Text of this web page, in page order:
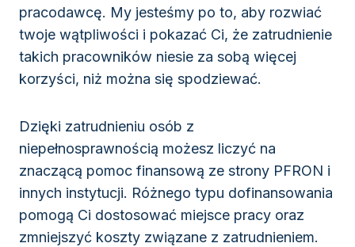
pracodawcę. My jesteśmy po to, aby rozwiać
twoje wątpliwości i pokazać Ci, że zatrudnienie
takich pracowników niesie za sobą więcej
korzyści, niż można się spodziewać.
Dzięki zatrudnieniu osób z
niepełnosprawnością możesz liczyć na
znaczącą pomoc finansową ze strony PFRON i
innych instytucji. Różnego typu dofinansowania
pomogą Ci dostosować miejsce pracy oraz
zmniejszyć koszty związane z zatrudnieniem.